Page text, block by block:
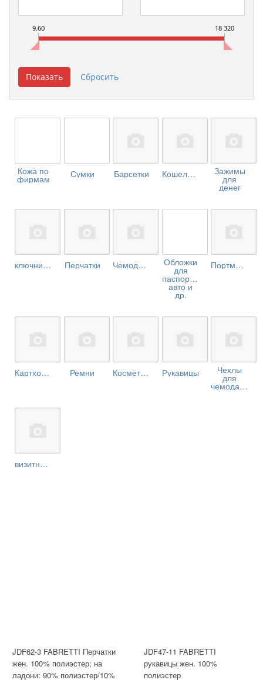
9.60 18 320
Кожа по
фирмам Сумки Барсетки Кошельки Зажимы
для
денег
ключницы Перчатки Чемоданы Обложки
для
паспортов,
авто и
др.
Портмоне
Картхолдеры Ремни Косметички Рукавицы Чехлы
для
чемоданов
визитницы
JDF62-3 FABRETTI Перчатки
жен. 100% полиэстер; на
ладони: 90% полиэстер/10%
JDF47-11 FABRETTI
рукавицы жен. 100%
полиэстер